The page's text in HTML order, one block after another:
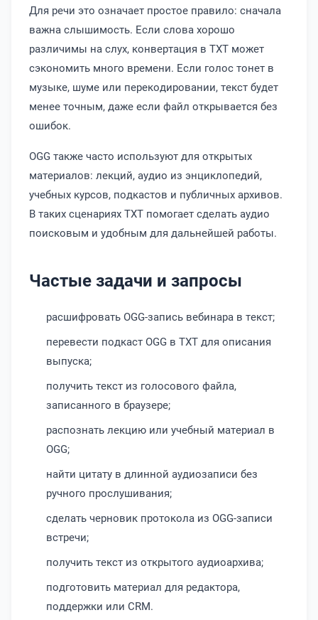
Для речи это означает простое правило: сначала
важна слышимость. Если слова хорошо
различимы на слух, конвертация в TXT может
сэкономить много времени. Если голос тонет в
музыке, шуме или перекодировании, текст будет
менее точным, даже если файл открывается без
ошибок.
OGG также часто используют для открытых
материалов: лекций, аудио из энциклопедий,
учебных курсов, подкастов и публичных архивов.
В таких сценариях TXT помогает сделать аудио
поисковым и удобным для дальнейшей работы.
Частые задачи и запросы
расшифровать OGG-запись вебинара в текст;
перевести подкаст OGG в TXT для описания
выпуска;
получить текст из голосового файла,
записанного в браузере;
распознать лекцию или учебный материал в
OGG;
найти цитату в длинной аудиозаписи без
ручного прослушивания;
сделать черновик протокола из OGG-записи
встречи;
получить текст из открытого аудиоархива;
подготовить материал для редактора,
поддержки или CRM.